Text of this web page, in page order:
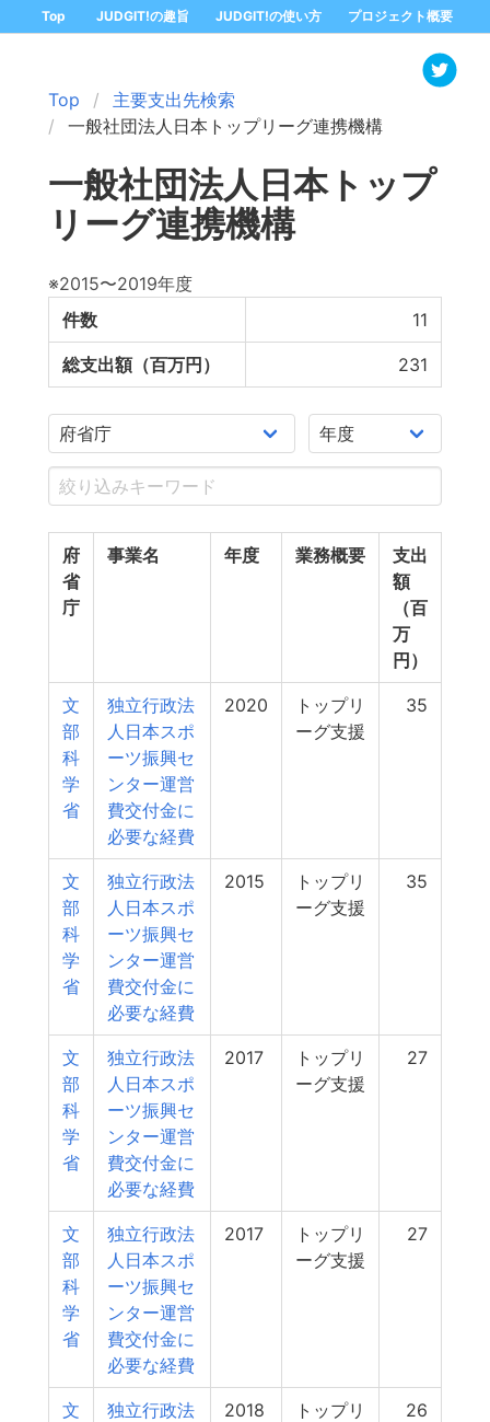
Top JUDGIT!の趣旨 JUDGIT!の使い方 プロジェクト概要
Top
主要支出先検索
一般社団法人日本トップリーグ連携機構
一般社団法人日本トップ
リーグ連携機構
※2015〜2019年度
件数
11
総支出額（百万円） 231
府
省
庁
事業名 年度 業務概要
支出
額
（百
万
円）
文
部
科
学
省
独立行政法
人日本スポ
ーツ振興セ
ンター運営
費交付金に
必要な経費
2020
トップリ
ーグ支援
35
文
部
科
学
省
独立行政法
人日本スポ
ーツ振興セ
ンター運営
費交付金に
必要な経費
2015
トップリ
ーグ支援
35
文
部
科
学
省
独立行政法
人日本スポ
ーツ振興セ
ンター運営
費交付金に
必要な経費
2017
トップリ
ーグ支援
27
文
部
科
学
省
独立行政法
人日本スポ
ーツ振興セ
ンター運営
費交付金に
必要な経費
2017
トップリ
ーグ支援
27
文
独立行政法
2018
トップリ
26